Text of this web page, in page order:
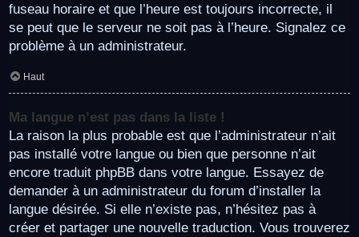
fuseau horaire et que l’heure est toujours incorrecte, il
se peut que le serveur ne soit pas à l’heure. Signalez ce
problème à un administrateur.
Haut
Ma langue n’est pas dans la liste !
La raison la plus probable est que l’administrateur n’ait
pas installé votre langue ou bien que personne n’ait
encore traduit phpBB dans votre langue. Essayez de
demander à un administrateur du forum d’installer la
langue désirée. Si elle n’existe pas, n’hésitez pas à
créer et partager une nouvelle traduction. Vous trouverez